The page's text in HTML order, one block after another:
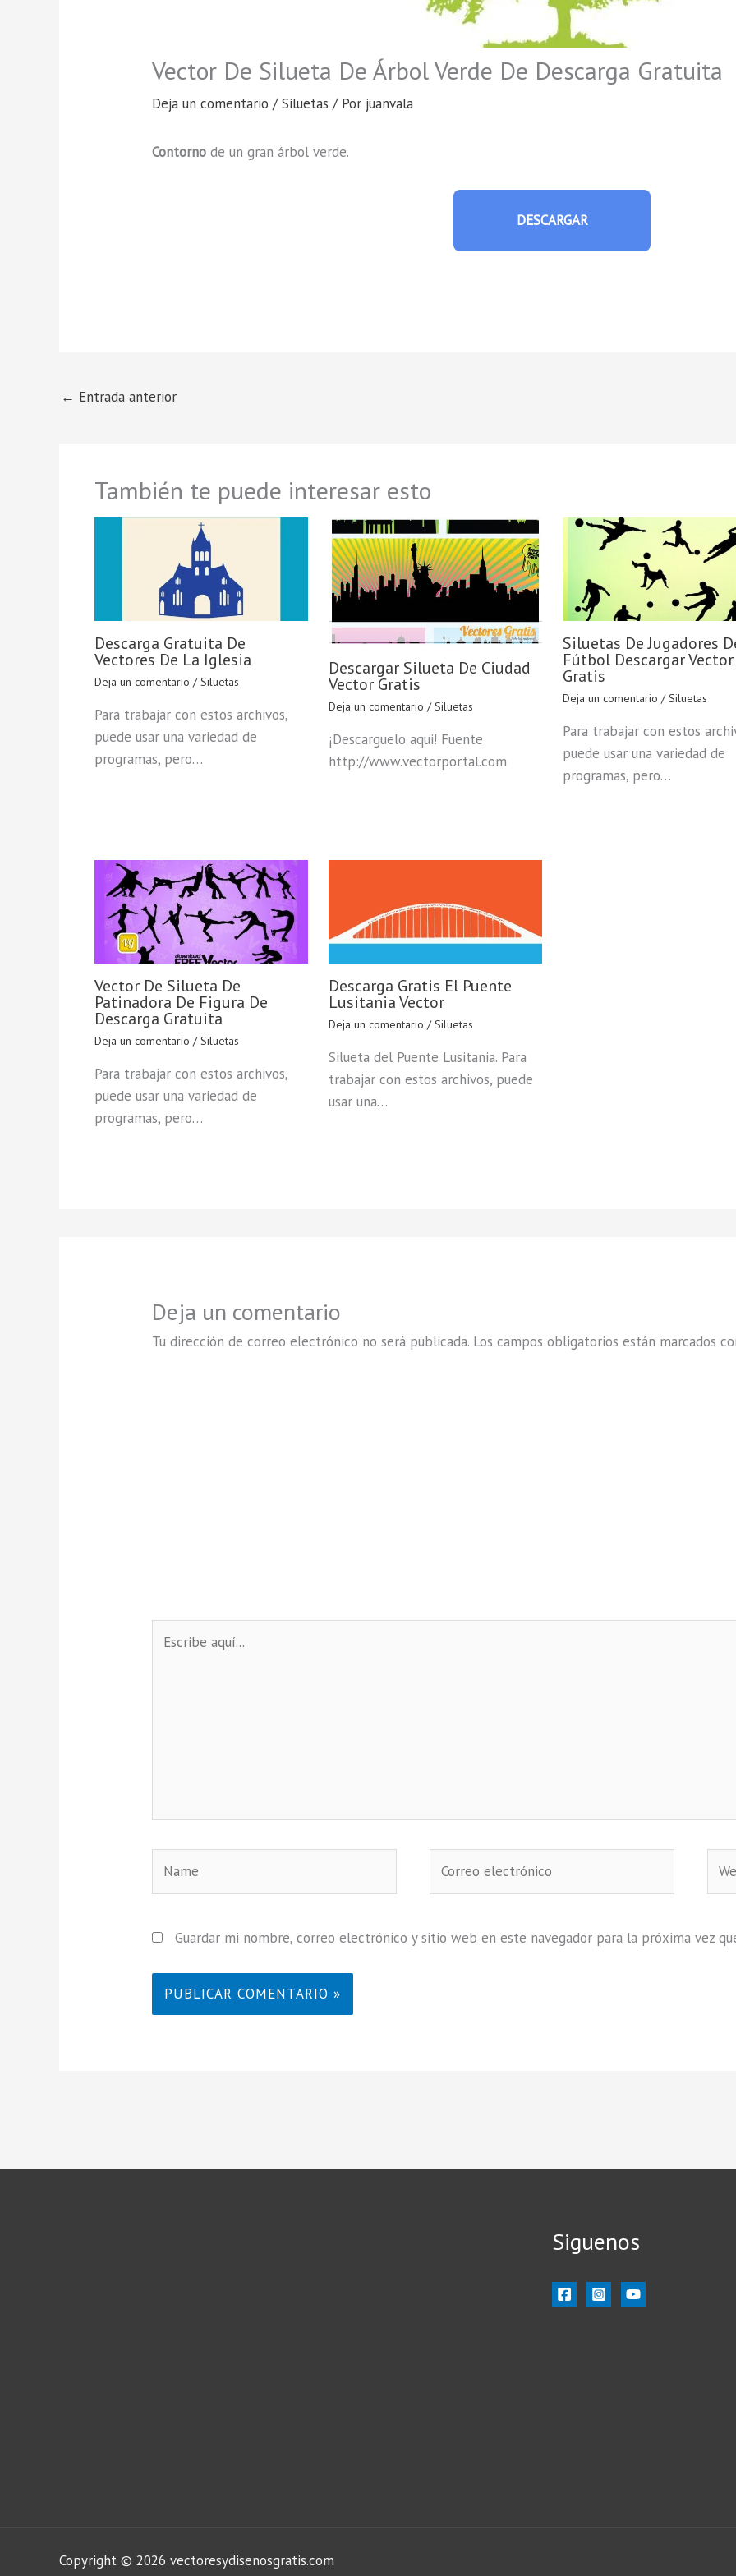
Vector De Silueta De Árbol Verde De Descarga Gratuita
Deja un comentario /Siluetas / Por juanvala
Contorno de un gran árbol verde.
DESCARGAR
← Entrada anterior
También te puede interesar esto
Descarga Gratuita De
Vectores De La Iglesia
Deja un comentario /Siluetas
Para trabajar con estos archivos,
puede usar una variedad de
programas, pero…
Descargar Silueta De Ciudad
Vector Gratis
Deja un comentario /Siluetas
¡Descarguelo aqui! Fuente
http://www.vectorportal.com
Siluetas De Jugadores
Fútbol Descargar Vector
Gratis
Deja un comentario /Siluetas
Para trabajar con estos
puede usar una variedad de
programas, pero…
Vector De Silueta De
Patinadora De Figura De
Descarga Gratuita
Deja un comentario /Siluetas
Para trabajar con estos archivos,
puede usar una variedad de
programas, pero…
Descarga Gratis El Puente
Lusitania Vector
Deja un comentario /Siluetas
Silueta del Puente Lusitania. Para
trabajar con estos archivos, puede
usar una…
Deja un comentario
Tu dirección de correo electrónico no será publicada. Los campos obligatorios están marcados
aquí...
electrónico
Guardar mi nombre, correo electrónico y sitio web en este navegador para la próxima vez
Siguenos
Copyright © 2026 vectoresydisenosgratis.com